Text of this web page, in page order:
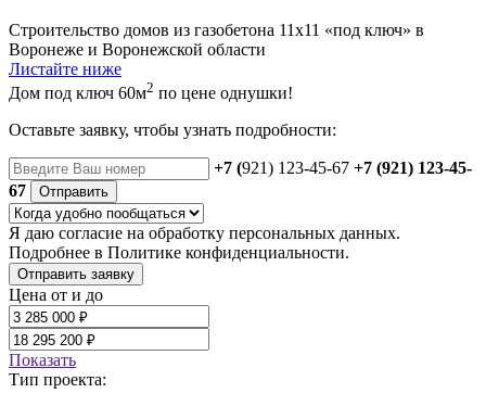
Строительство домов из газобетона 11х11 «под ключ» в
Воронеже и Воронежской области
Листайте ниже
Дом под ключ 60м2 по цене однушки!
Оставьте заявку, чтобы узнать подробности:
+7 (921) 123-45-67 +7 (921) 123-45-
67
Отправить
Я даю согласие на обработку персональных данных.
Подробнее в Политике конфиденциальности.
Отправить заявку
Цена от и до
Показать
Тип проекта: